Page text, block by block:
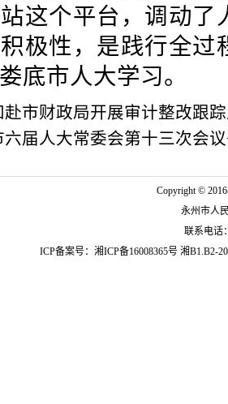
这个平台，调动了
极性，是践行全过
底市人大学习。
赴市财政局开展审计整改跟
六届人大常委会第十三次会
Copyright ©
永州市人
联系电话
ICP备案号： 湘ICP备16008365号 湘B1.B2-